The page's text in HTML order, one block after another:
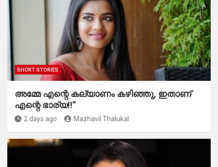
SHORT STORIES
അമ്മേ എന്റെ കല്യാണം കഴിഞ്ഞു, ഇതാണ്
എന്റെ ഭാര്യ!!”
2 days ago Mazhavil Thalukal